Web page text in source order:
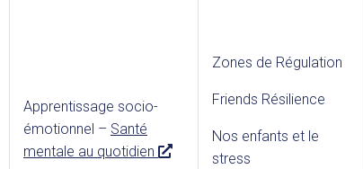
Apprentissage socio-
émotionnel – Santé
mentale au quotidien L
Zones de Régulation
Friends Résilience
Nos enfants et le
stress